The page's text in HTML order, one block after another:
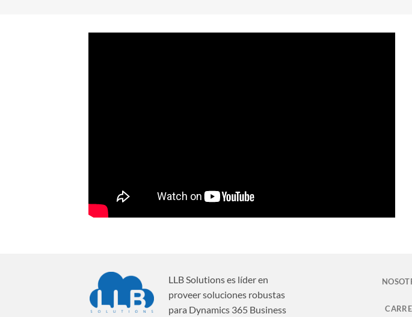
LLB Solutions es líder en
proveer soluciones robustas
para Dynamics 365 Business